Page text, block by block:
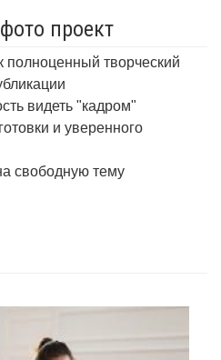
проект
полноценный творческий
видеть "кадром"
и уверенного
свободную тему